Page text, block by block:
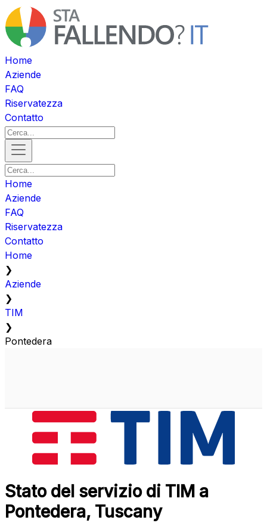
Home
Aziende
FAQ
Riservatezza
Contatto
Home
Aziende
FAQ
Riservatezza
Contatto
Home
❯
Aziende
❯
TIM
❯
Pontedera
Stato del servizio di TIM a
Pontedera, Tuscany